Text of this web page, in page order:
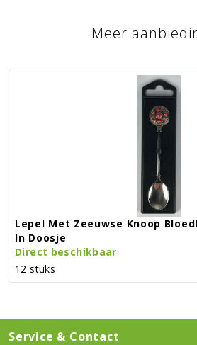
Meer
Lepel Met Zeeuwse Knoop
In Doosje
Direct beschikbaar
12 stuks
Service & Contact